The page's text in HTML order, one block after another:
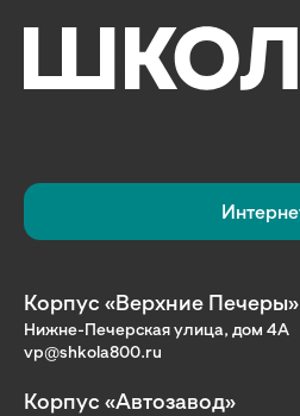
Корпус «Верхние Печеры»
Нижне-Печерская улица, дом 4А
vp@shkola800.ru
Корпус «Автозавод»